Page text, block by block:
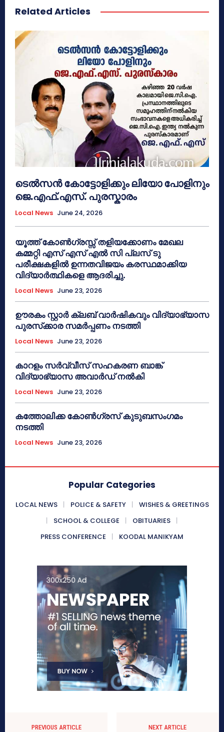
Related Articles
ടെൽസൻ കോട്ടോളിക്കും ലിയോ പോളിനും
ജെ.എഫ്.എസ്. പുരസ്കാരം
Local News June 24, 2026
യൂത്ത് കോൺഗ്രസ്സ് തളിയക്കോണം മേഖല
കമ്മറ്റി എസ് എസ് എൽ സി പ്ലസ് ടു
പരീക്ഷകളിൽ ഉന്നതവിജയം കരസ്ഥമാക്കിയ
വിദ്യാർത്ഥികളെ ആദരിച്ചു.
Local News June 23, 2026
ഊരകം സ്റ്റാർ ക്ലബ് വാർഷികവും വിദ്യാഭ്യാസ
പുരസ്‌ക്കാര സമർപ്പണം നടത്തി
Local News June 23, 2026
കാറളം സർവ്വീസ് സഹകരണ ബാങ്ക്
വിദ്യാഭ്യാസ അവാർഡ് നൽകി
Local News June 23, 2026
കത്തോലിക്ക കോൺഗ്രസ് കുടുബസംഗമം
നടത്തി
Local News June 23, 2026
Popular Categories
LOCAL NEWS POLICE & SAFETY
WISHES & GREETINGS
SCHOOL & COLLEGE
OBITUARIES
PRESS CONFERENCE
KOODAL MANIKYAM
PREVIOUS ARTICLE NEXT ARTICLE